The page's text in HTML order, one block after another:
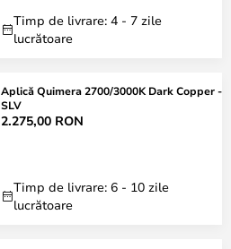
Timp de livrare: 4 - 7 zile
lucrătoare
Aplică Quimera 2700/3000K Dark Copper -
SLV
2.275,00 RON
Timp de livrare: 6 - 10 zile
lucrătoare